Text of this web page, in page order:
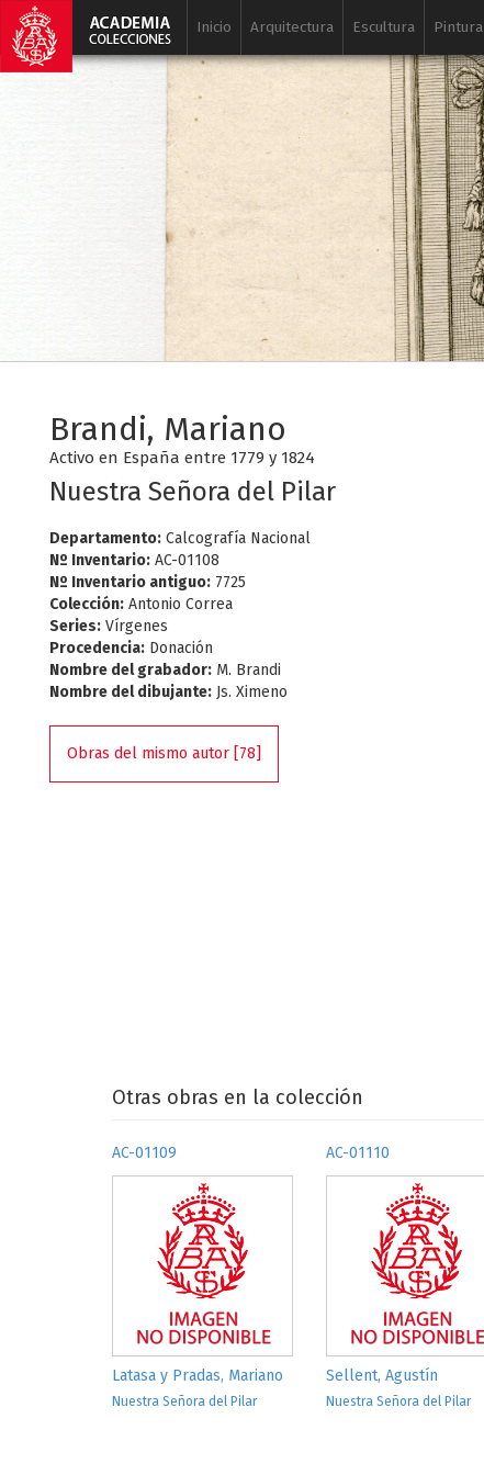
Inicio Arquitectura Escultura Pintura
Brandi, Mariano
Activo en España entre 1779 y 1824
Nuestra Señora del Pilar
Departamento: Calcografía Nacional
Nº Inventario: AC-01108
Nº Inventario antiguo: 7725
Colección: Antonio Correa
Series: Vírgenes
Procedencia: Donación
Nombre del grabador: M. Brandi
Nombre del dibujante: Js. Ximeno
Obras del mismo autor [78]
Otras obras en la colección
AC-01109
Latasa y Pradas, Mariano
Nuestra Señora del Pilar
AC-01110
Sellent, Agustín
Nuestra Señora del Pilar